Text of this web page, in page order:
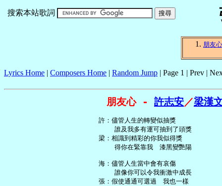
搜索本站歌詞
朋友心
Lyrics Home | Composers Home | Random Jump | Page 1 | Prev |
朋友心 - 許志安／梁漢
   許：儘管人生的轉變似抽獎
       誰及我多有運可抽到了頭獎
   梁：相識到精彩的你我似得獎
       得你在緊靠我　漆黑變艷陽
   海：儘管人生當中會有哀傷
       誰像你可以令我衝激中成長
   張：假使通通可選過　我也一樣